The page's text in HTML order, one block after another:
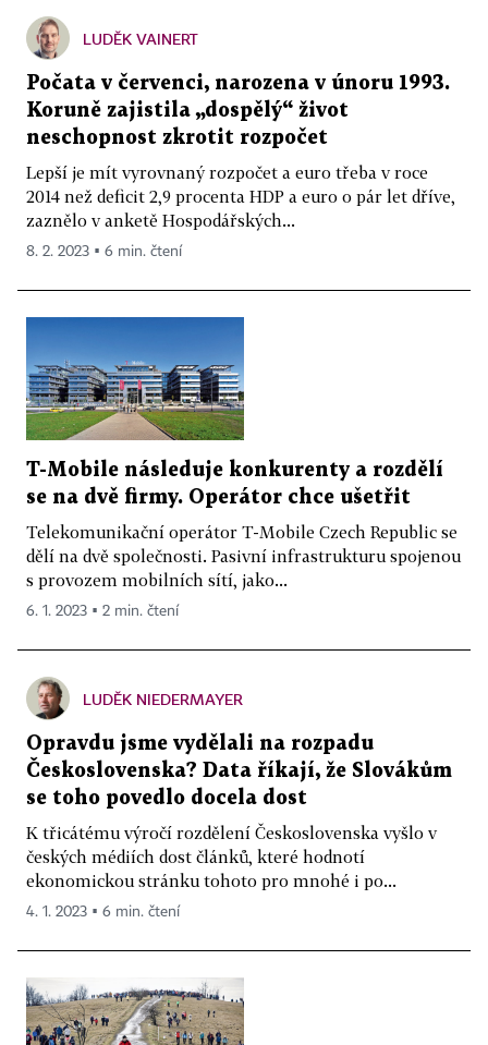
LUDĚK VAINERT
Počata v červenci, narozena v únoru 1993.
Koruně zajistila „dospělý“ život
neschopnost zkrotit rozpočet
Lepší je mít vyrovnaný rozpočet a euro třeba v roce
2014 než deficit 2,9 procenta HDP a euro o pár let dříve,
zaznělo v anketě Hospodářských...
8. 2. 2023 ▪ 6 min. čtení
T-Mobile následuje konkurenty a rozdělí
se na dvě firmy. Operátor chce ušetřit
Telekomunikační operátor T-Mobile Czech Republic se
dělí na dvě společnosti. Pasivní infrastrukturu spojenou
s provozem mobilních sítí, jako...
6. 1. 2023 ▪ 2 min. čtení
LUDĚK NIEDERMAYER
Opravdu jsme vydělali na rozpadu
Československa? Data říkají, že Slovákům
se toho povedlo docela dost
K třicátému výročí rozdělení Československa vyšlo v
českých médiích dost článků, které hodnotí
ekonomickou stránku tohoto pro mnohé i po...
4. 1. 2023 ▪ 6 min. čtení